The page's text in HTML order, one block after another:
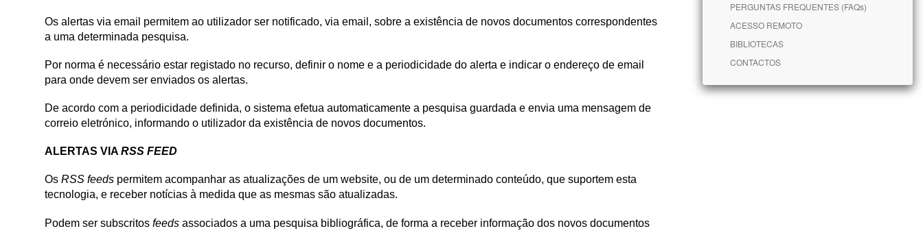
PERGUNTAS FREQUENTES (FAQs)
ACESSO REMOTO
BIBLIOTECAS
CONTACTOS
Os alertas via email permitem ao utilizador ser notificado, via email, sobre a existência de novos documentos correspondentes
a uma determinada pesquisa.
Por norma é necessário estar registado no recurso, definir o nome e a periodicidade do alerta e indicar o endereço de email
para onde devem ser enviados os alertas.
De acordo com a periodicidade definida, o sistema efetua automaticamente a pesquisa guardada e envia uma mensagem de
correio eletrónico, informando o utilizador da existência de novos documentos.
ALERTAS VIA RSS FEED
Os RSS feeds permitem acompanhar as atualizações de um website, ou de um determinado conteúdo, que suportem esta
tecnologia, e receber notícias à medida que as mesmas são atualizadas.
Podem ser subscritos feeds associados a uma pesquisa bibliográfica, de forma a receber informação dos novos documentos